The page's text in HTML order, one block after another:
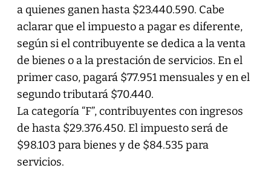
a quienes ganen hasta $23.440.590. Cabe
aclarar que el impuesto a pagar es diferente,
según si el contribuyente se dedica a la venta
de bienes o a la prestación de servicios. En el
primer caso, pagará $77.951 mensuales y en el
segundo tributará $70.440.
La categoría “F”, contribuyentes con ingresos
de hasta $29.376.450. El impuesto será de
$98.103 para bienes y de $84.535 para
servicios.